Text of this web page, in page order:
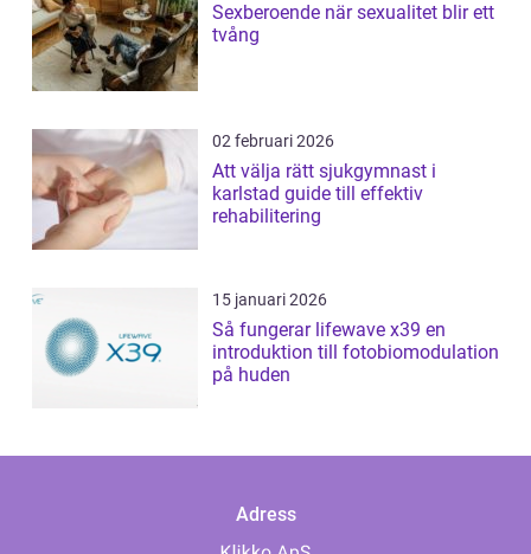
Sexberoende när sexualitet blir ett
tvång
02 februari 2026
Att välja rätt sjukgymnast i
karlstad guide till effektiv
rehabilitering
15 januari 2026
Så fungerar lifewave x39 en
introduktion till fotobiomodulation
på huden
Adress